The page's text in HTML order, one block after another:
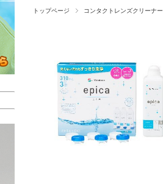
トップページ コンタクトレンズクリーナー